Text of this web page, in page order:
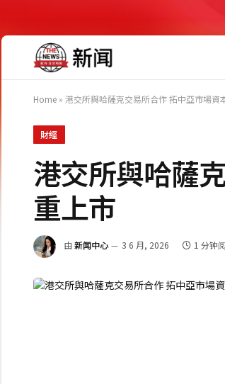
Home » 港交所與哈薩克交易所合作 拓中亞市場資
財經
港交所與哈薩
重上市
由 新闻中心 3 6 月, 2026 1 分钟